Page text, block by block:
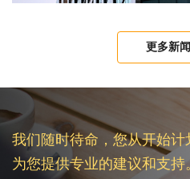
更多新
我们随时待命，您从开始
为您提供专业的建议和支